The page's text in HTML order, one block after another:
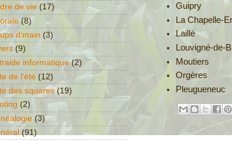
Guipry
La Chapelle-
Laillé
Louvigné-de-
Moutiers
Orgères
Pleugueneuc
de vie (17)
(8)
d’main (3)
(9)
informatique (2)
de l'été (12)
des squares (19)
(2)
(3)
(91)